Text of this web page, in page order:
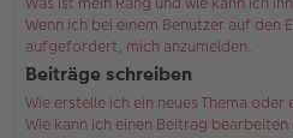
Wenn ich bei einem Benutzer auf den
aufgefordert, mich anzumelden.
Beiträge schreiben
Wie erstelle ich ein neues Thema oder
Wie kann ich einen Beitrag